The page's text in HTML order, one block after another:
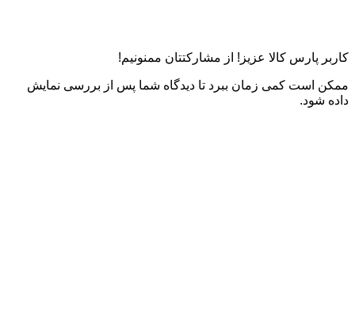
کاربر پارس کالا عزیز! از مشارکتتان ممنونیم!
ممکن است کمی زمان ببرد تا دیدگاه شما پس از بررسی نمایش
داده شود.